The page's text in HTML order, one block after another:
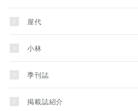
屋代
小林
季刊誌
掲載誌紹介